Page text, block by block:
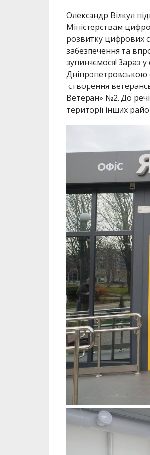
Олександр Вілкул
Міністерствам
розвитку цифрових
забезпечення та
зупиняємося! Зараз у
Дніпропетровською
створення
Ветеран» №2. До
території інших